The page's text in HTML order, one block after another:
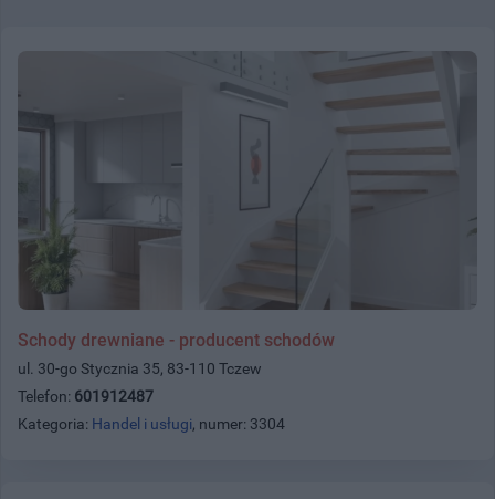
Schody drewniane - producent schodów
ul. 30-go Stycznia 35, 83-110 Tczew
Telefon: 601912487
Kategoria: Handel i usługi, numer: 3304